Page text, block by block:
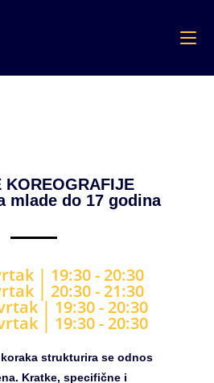
KOREOGRAFIJE
mlade do 17 godina
| 19:30 - 20:30
| 20:30 - 21:30
| 19:30 - 20:30
19:30 - 20:30
strukturira se odnos
Kratke, specifične i